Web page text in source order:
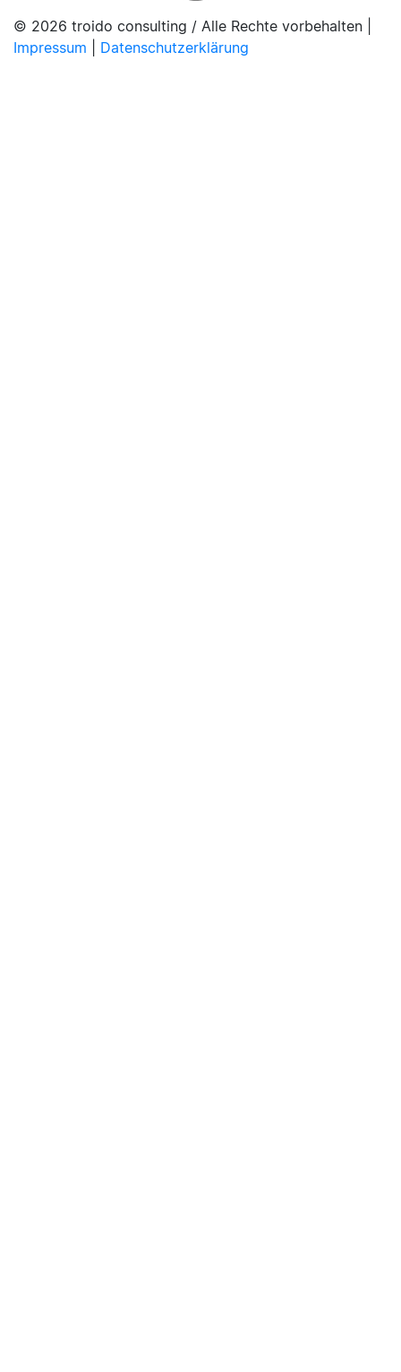
© 2026 troido consulting / Alle Rechte vorbehalten |
Impressum
Datenschutzerklärung